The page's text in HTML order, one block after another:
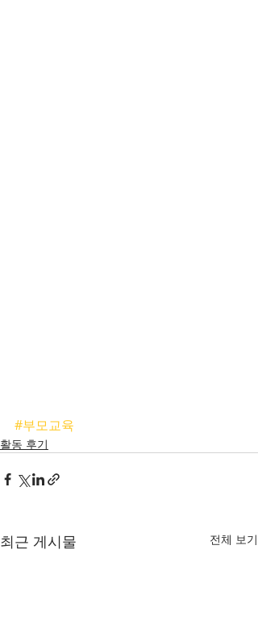
#부모교육
활동 후기
최근 게시물 전체 보기